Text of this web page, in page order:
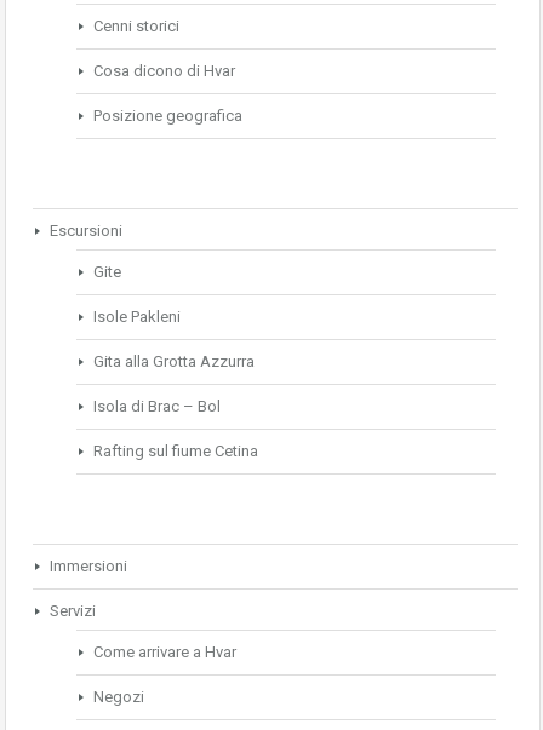
Cenni storici
Cosa dicono di Hvar
Posizione geografica
Escursioni
Gite
Isole Pakleni
Gita alla Grotta Azzurra
Isola di Brac – Bol
Rafting sul fiume Cetina
Immersioni
Servizi
Come arrivare a Hvar
Negozi